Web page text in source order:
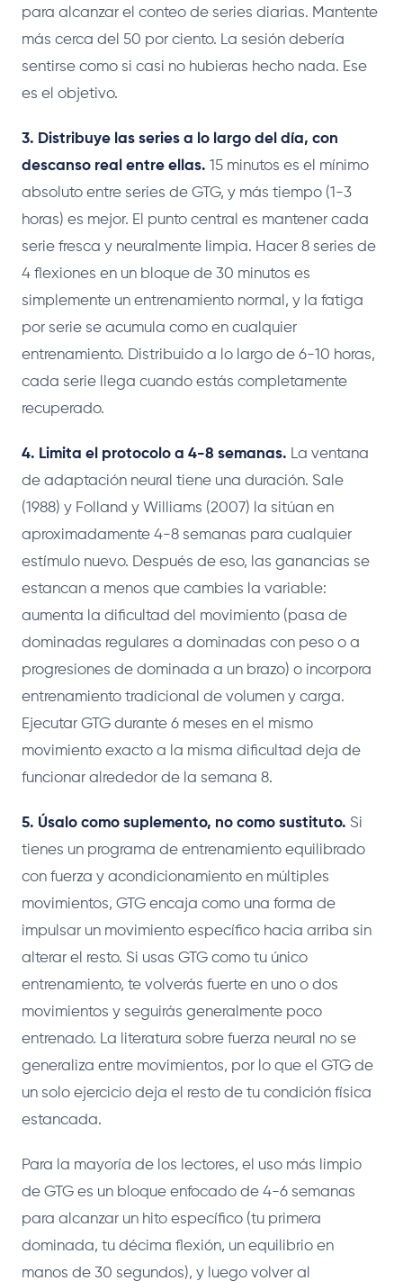
para alcanzar el conteo de series diarias. Mantente
más cerca del 50 por ciento. La sesión debería
sentirse como si casi no hubieras hecho nada. Ese
es el objetivo.
3. Distribuye las series a lo largo del día, con
descanso real entre ellas. 15 minutos es el mínimo
absoluto entre series de GTG, y más tiempo (1-3
horas) es mejor. El punto central es mantener cada
serie fresca y neuralmente limpia. Hacer 8 series de
4 flexiones en un bloque de 30 minutos es
simplemente un entrenamiento normal, y la fatiga
por serie se acumula como en cualquier
entrenamiento. Distribuido a lo largo de 6-10 horas,
cada serie llega cuando estás completamente
recuperado.
4. Limita el protocolo a 4-8 semanas. La ventana
de adaptación neural tiene una duración. Sale
(1988) y Folland y Williams (2007) la sitúan en
aproximadamente 4-8 semanas para cualquier
estímulo nuevo. Después de eso, las ganancias se
estancan a menos que cambies la variable:
aumenta la dificultad del movimiento (pasa de
dominadas regulares a dominadas con peso o a
progresiones de dominada a un brazo) o incorpora
entrenamiento tradicional de volumen y carga.
Ejecutar GTG durante 6 meses en el mismo
movimiento exacto a la misma dificultad deja de
funcionar alrededor de la semana 8.
5. Úsalo como suplemento, no como sustituto. Si
tienes un programa de entrenamiento equilibrado
con fuerza y acondicionamiento en múltiples
movimientos, GTG encaja como una forma de
impulsar un movimiento específico hacia arriba sin
alterar el resto. Si usas GTG como tu único
entrenamiento, te volverás fuerte en uno o dos
movimientos y seguirás generalmente poco
entrenado. La literatura sobre fuerza neural no se
generaliza entre movimientos, por lo que el GTG de
un solo ejercicio deja el resto de tu condición física
estancada.
Para la mayoría de los lectores, el uso más limpio
de GTG es un bloque enfocado de 4-6 semanas
para alcanzar un hito específico (tu primera
dominada, tu décima flexión, un equilibrio en
manos de 30 segundos), y luego volver al